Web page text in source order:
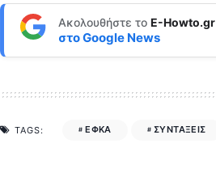
Ακολουθήστε το E-Howto.gr
στοGoogle News
TAGS: ΕΦΚΑ ΣΥΝΤΑΞΕΙΣ